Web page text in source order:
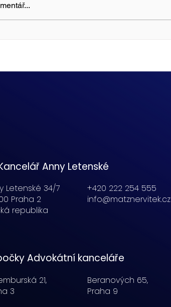
Anny Letenské
Letenské 34/7
Praha 2
republika
+420 222 254 555
info@matznervitek.cz
Advokátní kanceláře
21,
3
Beranových 65,
Praha 9